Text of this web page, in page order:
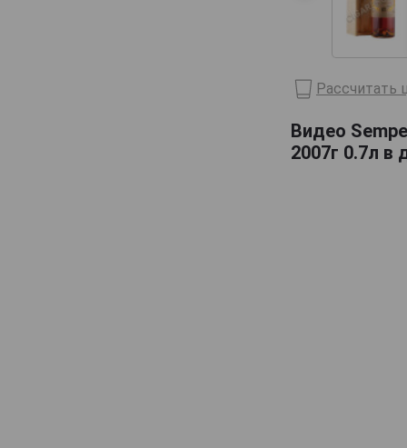
Рассчитать
Видео
2007г 0.7л в